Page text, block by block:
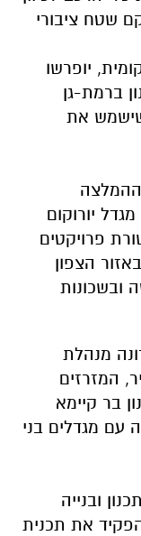
שטח ציבורי
יופרשו
ברמת-גן
את
יורוקום
פרויקטים
הצפון
ובשכונות
מנהלת
המזרזים
בר קיימא
עם מגדלים בני
ובנייה
את תכנית